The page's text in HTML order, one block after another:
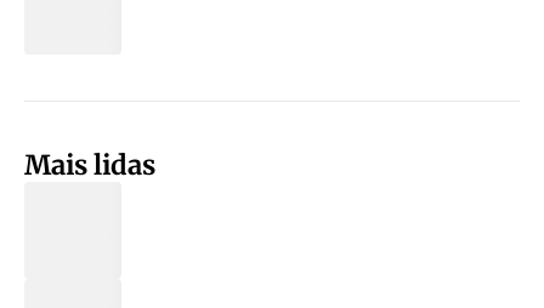
Mais lidas